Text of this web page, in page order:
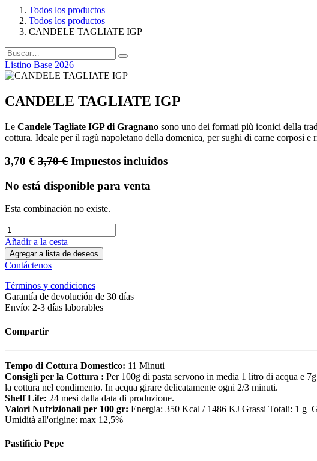
Todos los productos
Todos los productos
CANDELE TAGLIATE IGP
Listino Base 2026
CANDELE TAGLIATE IGP
Le Candele Tagliate IGP di Gragnano sono uno dei formati più iconici della
cottura. Ideale per il ragù napoletano della domenica, per sughi di carne corposi
3,70 € 3,70€ Impuestos incluidos
No está disponible para venta
Esta combinación no existe.
Añadir a la cesta
Agregar a lista de deseos
Contáctenos
Términos y condiciones
Garantía de devolución de 30 días
Envío: 2-3 días laborables
Compartir
Tempo di Cottura Domestico: 11 Minuti
Consigli per la Cottura : Per 100g di pasta servono in media 1 litro di acqua e
la cottura nel condimento. In acqua girare delicatamente ogni 2/3 minuti.
Shelf Life: 24 mesi dalla data di produzione.
Valori Nutrizionali per 100 gr: Energia: 350 Kcal / 1486 KJ Grassi Totali: 1 g
Umidità all'origine: max 12,5%
Pastificio Pepe